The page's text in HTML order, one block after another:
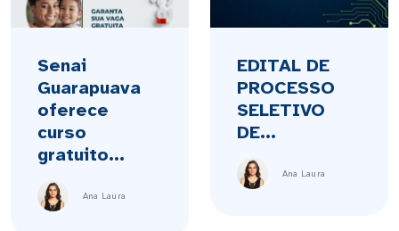
Senai
Guarapuava
oferece
curso
gratuito...
Ana Laura
EDITAL DE
PROCESSO
SELETIVO
DE...
Ana Laura